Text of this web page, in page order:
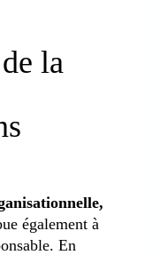
la
également à
En